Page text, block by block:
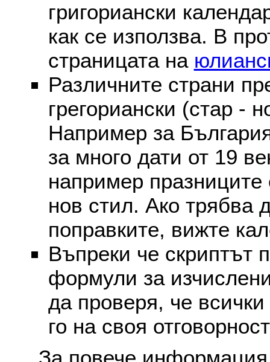
григориански
как се използва. В
страницата на
Различните страни
грегориански (стар -
Например за
за много дати от 19
например празниците
нов стил. Ако трябва
поправките, вижте
Въпреки че скриптът
формули за
да проверя, че
го на своя